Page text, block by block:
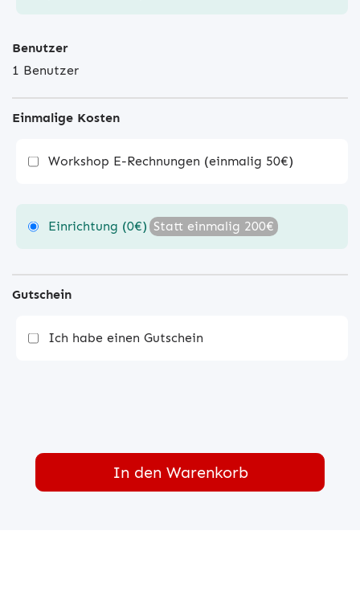
Benutzer
1 Benutzer
Einmalige Kosten
Workshop E-Rechnungen (einmalig 50€)
Einrichtung (0€) Statt einmalig 200€
Gutschein
Ich habe einen Gutschein
Menge
In den Warenkorb